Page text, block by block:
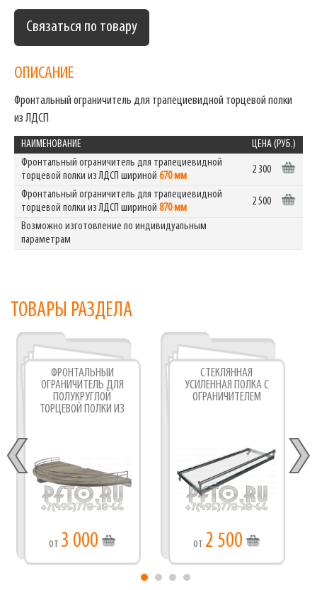
Связаться по товару
ОПИСАНИЕ
Фронтальный ограничитель для трапециевидной торцевой полки
из ЛДСП
НАИМЕНОВАНИЕ
ЦЕНА (РУБ.)
Фронтальный ограничитель для трапециевидной
торцевой полки из ЛДСП шириной 670 мм
2 300
Фронтальный ограничитель для трапециевидной
торцевой полки из ЛДСП шириной 870 мм
2 500
Возможно изготовление по индивидуальным
параметрам
ТОВАРЫ РАЗДЕЛА
ФРОНТАЛЬНЫЙ
ОГРАНИЧИТЕЛЬ ДЛЯ
ПОЛУКРУГЛОЙ
ТОРЦЕВОЙ ПОЛКИ ИЗ
от 3 000
СТЕКЛЯННАЯ
УСИЛЕННАЯ ПОЛКА С
ОГРАНИЧИТЕЛЕМ
от 2 500